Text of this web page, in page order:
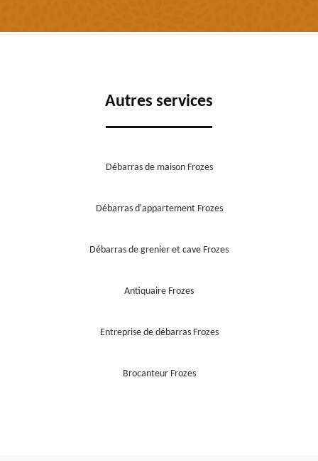
Autres services
Débarras de maison Frozes
Débarras d'appartement Frozes
Débarras de grenier et cave Frozes
Antiquaire Frozes
Entreprise de débarras Frozes
Brocanteur Frozes